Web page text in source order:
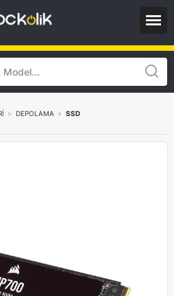
> DEPOLAMA > SSD